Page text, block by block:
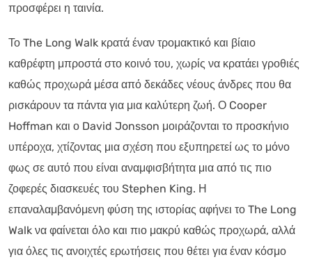
προσφέρει η ταινία.
Το The Long Walk κρατά έναν τρομακτικό και βίαιο
καθρέφτη μπροστά στο κοινό του, χωρίς να κρατάει γροθιές
καθώς προχωρά μέσα από δεκάδες νέους άνδρες που θα
ρισκάρουν τα πάντα για μια καλύτερη ζωή. Ο Cooper
Hoffman και ο David Jonsson μοιράζονται το προσκήνιο
υπέροχα, χτίζοντας μια σχέση που εξυπηρετεί ως το μόνο
φως σε αυτό που είναι αναμφισβήτητα μια από τις πιο
ζοφερές διασκευές του Stephen King. Η
επαναλαμβανόμενη φύση της ιστορίας αφήνει το The Long
Walk να φαίνεται όλο και πιο μακρύ καθώς προχωρά, αλλά
για όλες τις ανοιχτές ερωτήσεις που θέτει για έναν κόσμο